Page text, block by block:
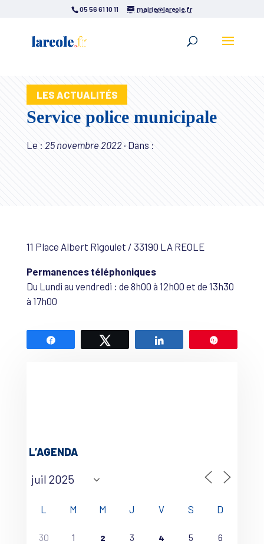
05 56 61 10 11 mairie@lareole.fr
LES ACTUALITÉS
Service police municipale
Le : 25 novembre 2022· Dans :
11 Place Albert Rigoulet / 33190 LA REOLE
Permanences téléphoniques
Du Lundi au vendredi : de 8h00 à 12h00 et de 13h30
à 17h00
L’AGENDA
L M M J V S D
30 1 2 3 4 5 6